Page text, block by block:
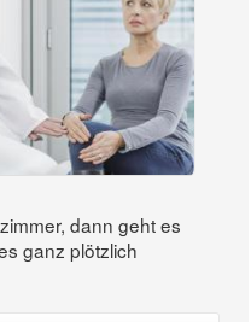
dann geht es
ganz plötzlich